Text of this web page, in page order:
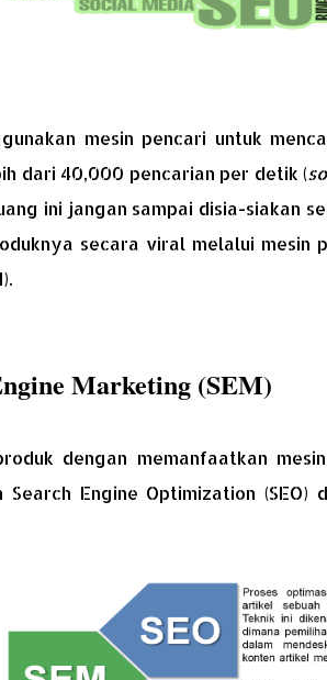
mesin pencari untuk
dari 40,000 pencarian per detik (
ini jangan sampai disia-siakan
secara viral melalui mesin
Marketing (SEM)
dengan memanfaatkan
Engine Optimization (SEO)